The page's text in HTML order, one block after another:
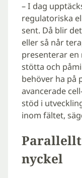
– I dag
regulatoriska
sent. Då blir
eller så når
presenterar en
stötta och
behöver ha på
avancerade
stöd i
inom fältet,
nyckel